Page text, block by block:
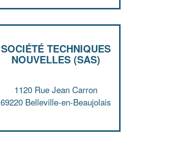
SOCIÉTÉ TECHNIQUES
NOUVELLES (SAS)
1120 Rue Jean Carron
69220 Belleville-en-Beaujolais
vosmargestout en gagnant de
nouveaux clients!
En savoir plus